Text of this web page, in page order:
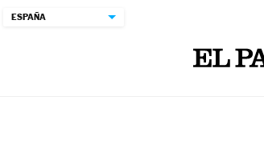
ESPAÑA